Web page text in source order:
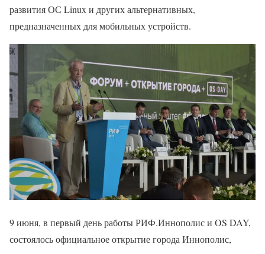
развития ОС Linux и других альтернативных,
предназначенных для мобильных устройств.
9 июня, в первый день работы РИФ.Иннополис и OS DAY,
состоялось официальное открытие города Иннополис,